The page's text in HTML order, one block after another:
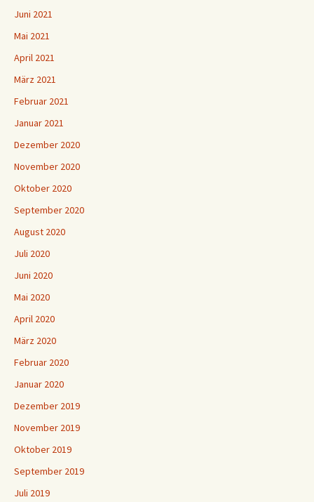
Juni 2021
Mai 2021
April 2021
März 2021
Februar 2021
Januar 2021
Dezember 2020
November 2020
Oktober 2020
September 2020
August 2020
Juli 2020
Juni 2020
Mai 2020
April 2020
März 2020
Februar 2020
Januar 2020
Dezember 2019
November 2019
Oktober 2019
September 2019
Juli 2019